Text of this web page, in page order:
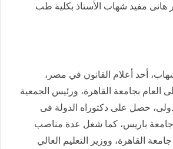
هانى مفيد شهاب الأستاذ بكلية طب
أحد أعلام القانون في مصر،
العام بجامعة القاهرة، ورئيس الجمعية
حصل على دكتوراه الدولة فى
جامعة باريس، كما شغل عدة مناصب
القاهرة، ووزير التعليم العالي